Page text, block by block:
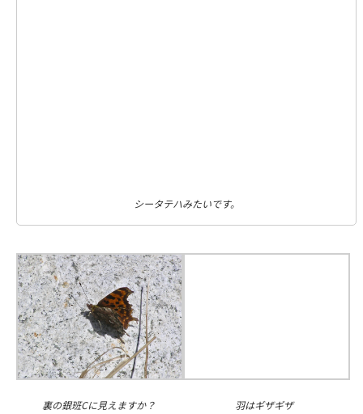
シータテハみたいです。
裏の銀班Cに見えますか？ 羽はギザギザ